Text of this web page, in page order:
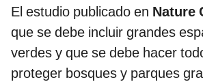
El estudio publicado en Nature
que se debe incluir grandes
verdes y que se debe hacer
proteger bosques y parques